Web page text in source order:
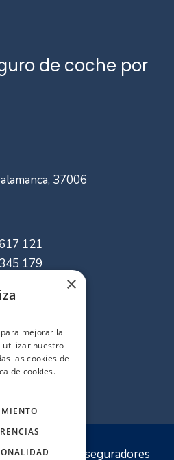
de coche por
37006
121
179
de MV Aseguradores
×
mejorar la
utilizar nuestro
las cookies de
de cookies.